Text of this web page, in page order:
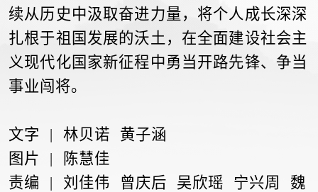
续从历史中汲取奋进力量，将个人成长深深
扎根于祖国发展的沃土，在全面建设社会主
义现代化国家新征程中勇当开路先锋、争当
事业闯将。
文字 | 林贝诺 黄子涵
图片 | 陈慧佳
责编 | 刘佳伟 曾庆后 吴欣瑶 宁兴周 魏